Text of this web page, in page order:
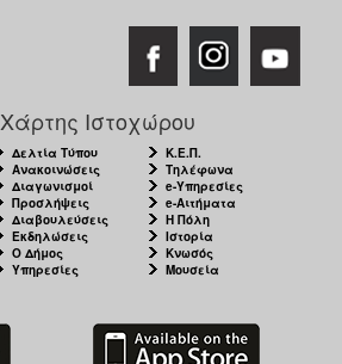
Χάρτης Ιστοχώρου
Δελτία Τύπου
Ανακοινώσεις
Διαγωνισμοί
Προσλήψεις
Διαβουλεύσεις
Εκδηλώσεις
Ο Δήμος
Υπηρεσίες
Κ.Ε.Π.
Τηλέφωνα
e-Υπηρεσίες
e-Αιτήματα
Η Πόλη
Ιστορία
Κνωσός
Μουσεία